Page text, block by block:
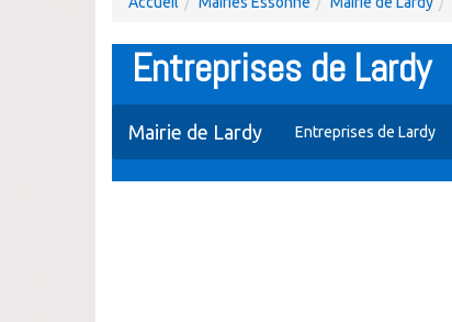
Entreprises de Lardy
Mairie de Lardy Entreprises de Lardy